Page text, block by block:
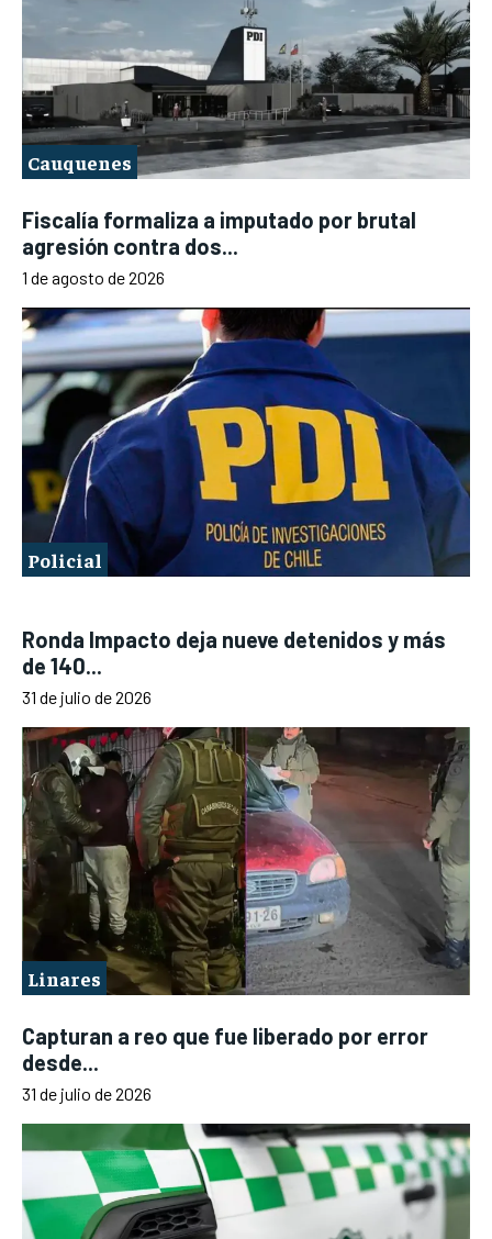
Cauquenes
Fiscalía formaliza a imputado por brutal
agresión contra dos...
1 de agosto de 2026
Policial
Ronda Impacto deja nueve detenidos y más
de 140...
31 de julio de 2026
Linares
Capturan a reo que fue liberado por error
desde...
31 de julio de 2026